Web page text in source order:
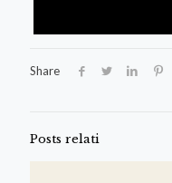
Share
Posts relati